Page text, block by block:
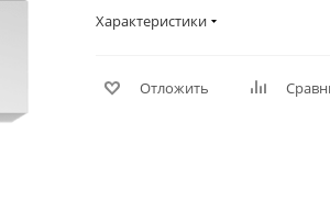
Характеристики
Отложить